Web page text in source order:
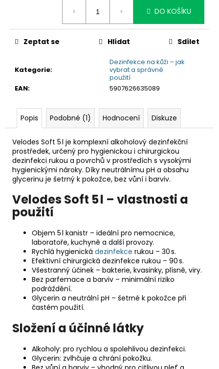
DO KOŠÍKU
Kategorie:
Dezinfekce na kůži – jak
vybrat a správné
použití
EAN: 5907626635089
Zeptat se Hlídat Sdílet
Popis Podobné (1) Hodnocení Diskuze
Velodes Soft 5 l je komplexní alkoholový dezinfekční
prostředek, určený pro hygienickou i chirurgickou
dezinfekci rukou a povrchů v prostředích s vysokými
hygienickými nároky. Díky neutrálnímu pH a obsahu
glycerinu je šetrný k pokožce, bez vůní i barviv.
Velodes Soft 5 l – vlastnosti a
použití
Objem 5 l kanistr – ideální pro nemocnice,
laboratoře, kuchyně a další provozy.
Rychlá hygienická dezinfekce rukou – 30 s.
Efektivní chirurgická dezinfekce rukou – 90 s.
Všestranný účinek – bakterie, kvasinky, plísně, viry.
Bez parfemace a barviv – minimální riziko
podráždění.
Glycerin a neutrální pH – šetrné k pokožce při
častém použití.
Složení a účinné látky
Alkoholy: pro rychlou a spolehlivou dezinfekci.
Glycerin: zvlhčuje a chrání pokožku.